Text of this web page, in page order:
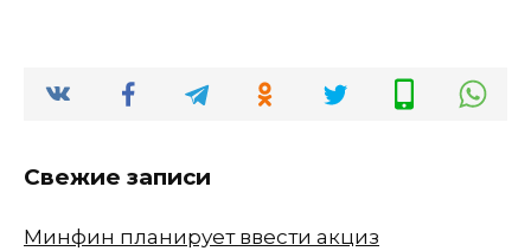
Свежие записи
Минфин планирует ввести акциз